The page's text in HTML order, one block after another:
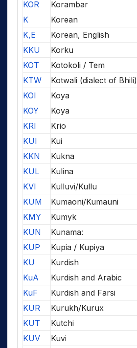
KOR
Korambar
K
Korean
K,E
Korean, English
KKU
Korku
KOT
Kotokoli / Tem
KTW
Kotwali (dialect of Bhili)
KOI
Koya
KOY
Koya
KRI
Krio
KUI
Kui
KKN
Kukna
KUL
Kulina
KVI
Kulluvi/Kullu
KUM
Kumaoni/Kumauni
KMY
Kumyk
KUN
Kunama:
KUP
Kupia / Kupiya
KU
Kurdish
KuA
Kurdish and Arabic
KuF
Kurdish and Farsi
KUR
Kurukh/Kurux
KUT
Kutchi
KUV
Kuvi